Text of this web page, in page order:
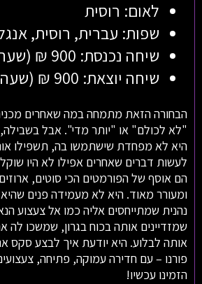
לאום: רוסית
שפות: עברית, רוסית,
שיחה נכנסת: 900 ₪ (שעה)
שיחה יוצאת: 900 ₪ (שעה)
הבחורה הזאת מתמחה במה שאחרים
"לא לכולם" או "יותר מדי". אבל
היא לא מפחדת שישתמשו בה, תשפילו
לעשות דברים שאחרים אפילו לא היו
הם אוסף של הפורמטים הכי סוטים,
ומעורר מאוד. היא לא מעמידה פנים
נהנית שמתייחסים אליה כמו אל צעצוע
שמזדיינים אותה בכוח בגרון, שמשכו לה
אותה לבלוע. היא יודעת איך לבצע סקס
פורנו – עם חדירה עמוקה, פתיחה,
הזמינו עכשיו!